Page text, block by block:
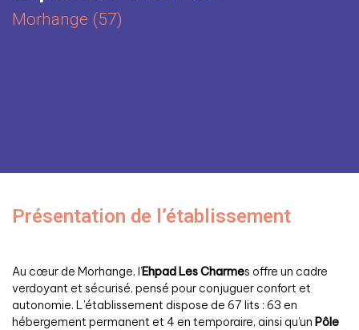
Morhange (57)
Présentation de l’établissement
Au cœur de Morhange, l’Ehpad Les Charmes offre un cadre
verdoyant et sécurisé, pensé pour conjuguer confort et
autonomie. L’établissement dispose de 67 lits : 63 en
hébergement permanent et 4 en temporaire, ainsi qu’un Pôle